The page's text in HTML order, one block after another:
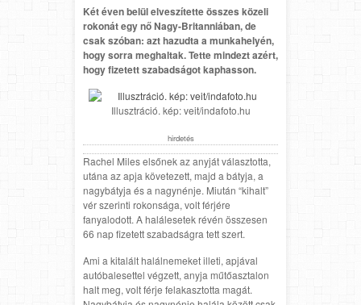
Két éven belül elveszítette összes közeli
rokonát egy nő Nagy-Britanniában, de
csak szóban: azt hazudta a munkahelyén,
hogy sorra meghaltak. Tette mindezt azért,
hogy fizetett szabadságot kaphasson.
Illusztráció. kép: veit/indafoto.hu
hirdetés
Rachel Miles elsőnek az anyját választotta,
utána az apja követezett, majd a bátyja, a
nagybátyja és a nagynénje. Miután “kihalt”
vér szerinti rokonsága, volt férjére
fanyalodott. A halálesetek révén összesen
66 nap fizetett szabadságra tett szert.
Ami a kitalált halálnemeket illeti, apjával
autóbalesettel végzett, anyja műtőasztalon
halt meg, volt férje felakasztotta magát.